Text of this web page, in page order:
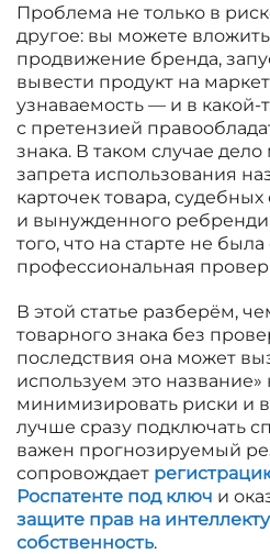
Проблема не только в
другое: вы можете
продвижение бренда,
вывести продукт на
узнаваемость — и в какой-
с претензией
знака. В таком случае
запрета использования
карточек товара,
и вынужденного
того, что на старте не была
профессиональная
В этой статье разберём,
товарного знака без
последствия она может
используем это название»
минимизировать риски и в
лучше сразу подключать
важен прогнозируемый
сопровождает
Роспатенте под ключ и
защите прав на
собственность.